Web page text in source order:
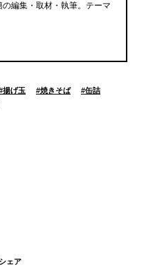
編集・取材・執筆。テーマ
揚げ玉 #焼きそば #缶詰
ェア